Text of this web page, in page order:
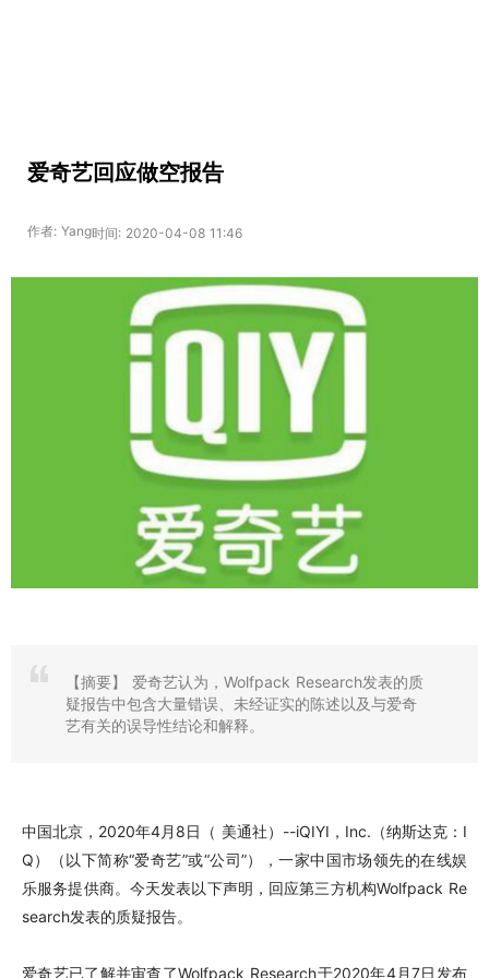
爱奇艺回应做空报告
作者: Yang时间: 2020-04-08 11:46
【摘要】
爱奇艺认为，Wolfpack Research发表的质
疑报告中包含大量错误、未经证实的陈述以及与爱奇
艺有关的误导性结论和解释。
中国北京，2020年4月8日（ 美通社）--iQIYI，Inc.（纳斯达克：I
Q）（以下简称“爱奇艺”或“公司”），一家中国市场领先的在线娱
乐服务提供商。今天发表以下声明，回应第三方机构Wolfpack Re
search发表的质疑报告。
爱奇艺已了解并审查了Wolfpack Research于2020年4月7日发布